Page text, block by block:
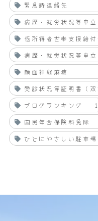
緊急時連絡先
病歴・就労状況等申立
低所得者世帯支援給付
病歴・就労状況等申立
顔面神経麻痺
受診状況等証明書（双
ブログランキング
1
国民年金保険料免除
ひとにやさしい駐車場